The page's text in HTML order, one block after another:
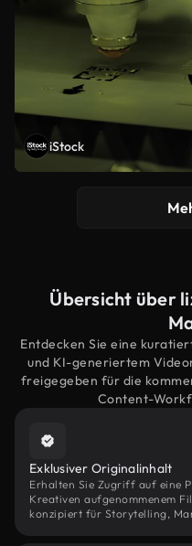
iStock
Übersicht über
Entdecken Sie eine
und KI-generiertem
freigegeben für die
Content-
Exklusiver Originalinhalt
Erhalten Sie Zugriff auf eine
Kreativen aufgenommenem
konzipiert für Storytelling,